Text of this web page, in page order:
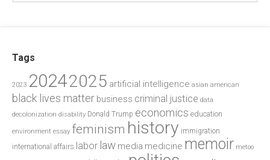
Tags
2023 20242025 artificial intelligence asian american
black lives matter business criminal justice data
decolonization disability Donald Trump economics education
environment essay feminism history immigration
international affairs labor law media medicine memoir metoo